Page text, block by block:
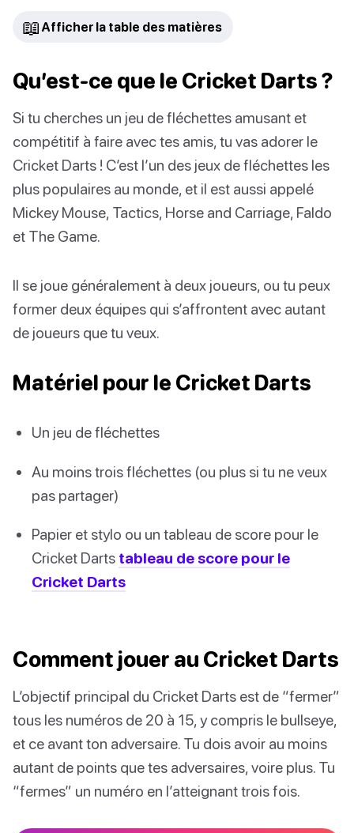
📖 Afficher la table des matières
Qu’est-ce que le Cricket Darts ?
Si tu cherches un jeu de fléchettes amusant et
compétitif à faire avec tes amis, tu vas adorer le
Cricket Darts ! C’est l’un des jeux de fléchettes les
plus populaires au monde, et il est aussi appelé
Mickey Mouse, Tactics, Horse and Carriage, Faldo
et The Game.
Il se joue généralement à deux joueurs, ou tu peux
former deux équipes qui s’affrontent avec autant
de joueurs que tu veux.
Matériel pour le Cricket Darts
Un jeu de fléchettes
Au moins trois fléchettes (ou plus si tu ne veux
pas partager)
Papier et stylo ou un tableau de score pour le
Cricket Darts tableau de score pour le
Cricket Darts
Comment jouer au Cricket Darts
L’objectif principal du Cricket Darts est de “fermer”
tous les numéros de 20 à 15, y compris le bullseye,
et ce avant ton adversaire. Tu dois avoir au moins
autant de points que tes adversaires, voire plus. Tu
“fermes” un numéro en l’atteignant trois fois.